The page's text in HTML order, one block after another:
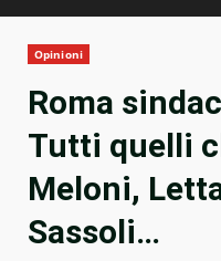
Opinioni
Roma
Tutti quelli
Meloni,
Sassoli…